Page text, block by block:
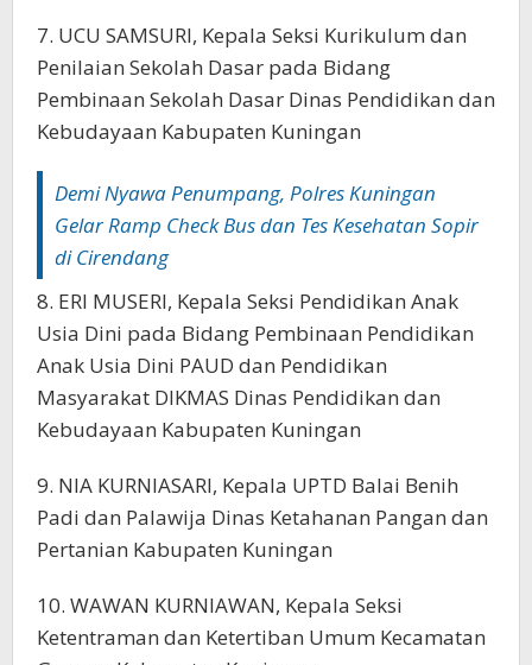
7. UCU SAMSURI, Kepala Seksi Kurikulum dan
Penilaian Sekolah Dasar pada Bidang
Pembinaan Sekolah Dasar Dinas Pendidikan dan
Kebudayaan Kabupaten Kuningan
Demi Nyawa Penumpang, Polres Kuningan
Gelar Ramp Check Bus dan Tes Kesehatan Sopir
di Cirendang
8. ERI MUSERI, Kepala Seksi Pendidikan Anak
Usia Dini pada Bidang Pembinaan Pendidikan
Anak Usia Dini PAUD dan Pendidikan
Masyarakat DIKMAS Dinas Pendidikan dan
Kebudayaan Kabupaten Kuningan
9. NIA KURNIASARI, Kepala UPTD Balai Benih
Padi dan Palawija Dinas Ketahanan Pangan dan
Pertanian Kabupaten Kuningan
10. WAWAN KURNIAWAN, Kepala Seksi
Ketentraman dan Ketertiban Umum Kecamatan